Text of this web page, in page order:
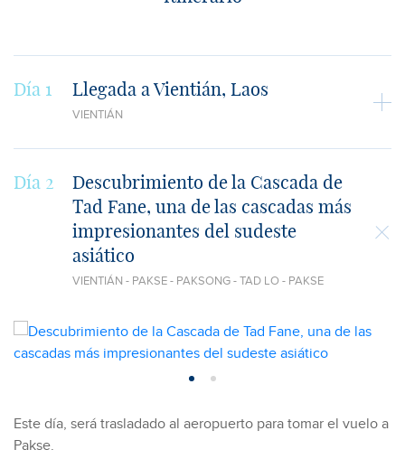
Día 1 Llegada a Vientián, Laos
VIENTIÁN
Día 2
Descubrimiento de la Cascada de
Tad Fane, una de las cascadas más
impresionantes del sudeste
asiático
VIENTIÁN - PAKSE - PAKSONG - TAD LO - PAKSE
Este día, será trasladado al aeropuerto para tomar el vuelo a
Pakse.